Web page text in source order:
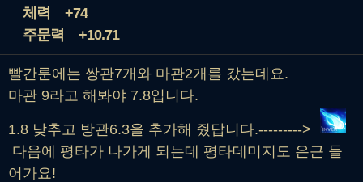
체력
+74
주문력
+10.71
빨간룬에는 쌍관7개와 마관2개를 갔는데요.
마관 9라고 해봐야 7.8입니다.
1.8 낮추고 방관6.3을 추가해 줬답니다.--------->
다음에 평타가 나가게 되는데 평타데미지도 은근 들
어가요!